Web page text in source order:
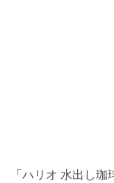
「ハリオ 水出し